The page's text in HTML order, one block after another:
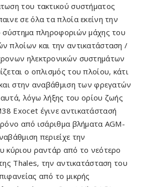
του τακτικού συστήματος
σε όλα τα πλοία εκείνη την
σύστημα πληροφοριών μάχης του
πλοίων και την αντικατάσταση /
ηλεκτρονικών συστημάτων
ο οπλισμός του πλοίου, κάτι
στην αναβάθμιση των φρεγατών
αυτά, λόγω λήξης του ορίου ζωής
Exocet έγινε αντικατάστασή
από ισάριθμα βλήματα AGM-
περιείχε την
κύριου ραντάρ από το νεότερο
Thales, την αντικατάσταση του
από το μικρής